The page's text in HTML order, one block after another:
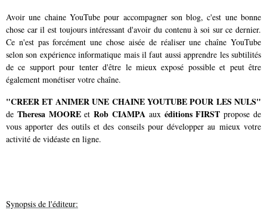
Avoir une chaine YouTube pour accompagner son blog, c'est une bonne
chose car il est toujours intéressant d'avoir du contenu à soi sur ce dernier.
Ce n'est pas forcément une chose aisée de réaliser une chaîne YouTube
selon son expérience informatique mais il faut aussi apprendre les subtilités
de ce support pour tenter d'être le mieux exposé possible et peut être
également monétiser votre chaîne.
"CREER ET ANIMER UNE CHAINE YOUTUBE POUR LES NULS"
de Theresa MOOREetRob CIAMPA aux éditions FIRST propose de
vous apporter des outils et des conseils pour développer au mieux votre
activité de vidéaste en ligne.
Synopsis de l'éditeur: